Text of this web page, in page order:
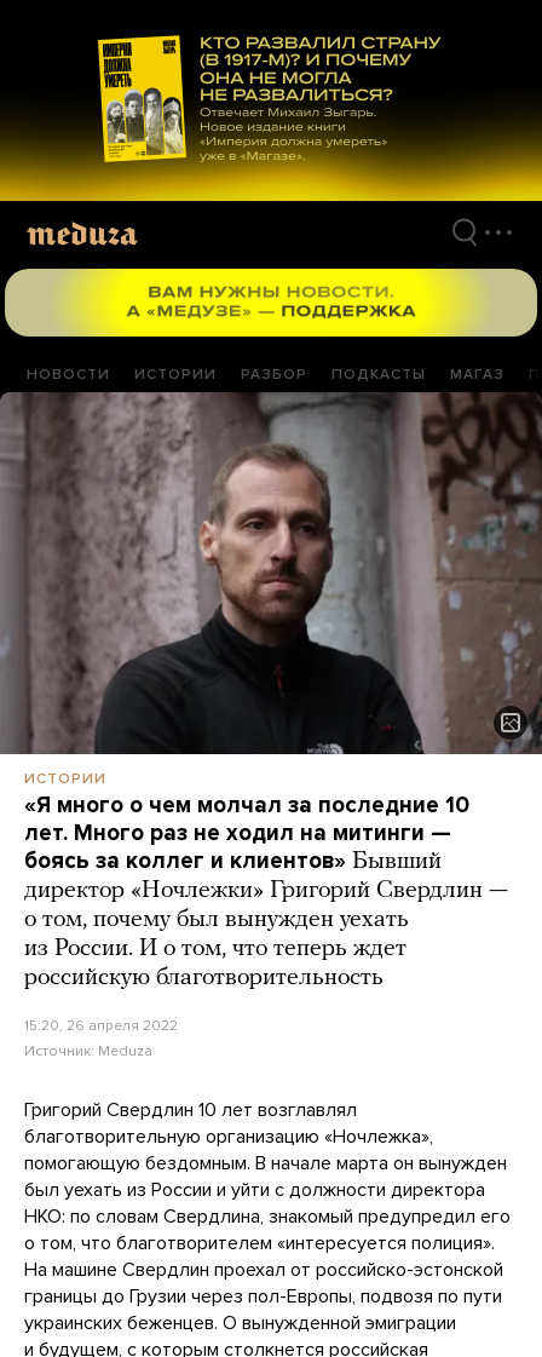
материалам
НОВОСТИ ИСТОРИИ РАЗБОР ПОДКАСТЫ МАГАЗ
ИСТОРИИ
«Я много о чем молчал за последние 10
лет. Много раз не ходил на митинги —
боясь за коллег и клиентов» Бывший
директор «Ночлежки» Григорий Свердлин —
о том, почему был вынужден уехать
из России. И о том, что теперь ждет
российскую благотворительность
15:20, 26 апреля 2022
Источник: Meduza
Григорий Свердлин 10 лет возглавлял
благотворительную организацию «Ночлежка»,
помогающую бездомным. В начале марта он вынужден
был уехать из России и уйти с должности директора
НКО: по словам Свердлина, знакомый предупредил его
о том, что благотворителем «интересуется полиция».
На машине Свердлин проехал от российско-эстонской
границы до Грузии через пол-Европы, подвозя по пути
украинских беженцев. О вынужденной эмиграции
и будущем, с которым столкнется российская